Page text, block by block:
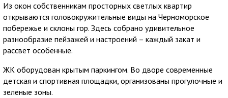
Из окон собственникам просторных светлых квартир
открываются головокружительные виды на Черноморское
побережье и склоны гор. Здесь собрано удивительное
разнообразие пейзажей и настроений – каждый закат и
рассвет особенные.
ЖК оборудован крытым паркингом. Во дворе современные
детская и спортивная площадки, организованы прогулочные и
зеленые зоны.